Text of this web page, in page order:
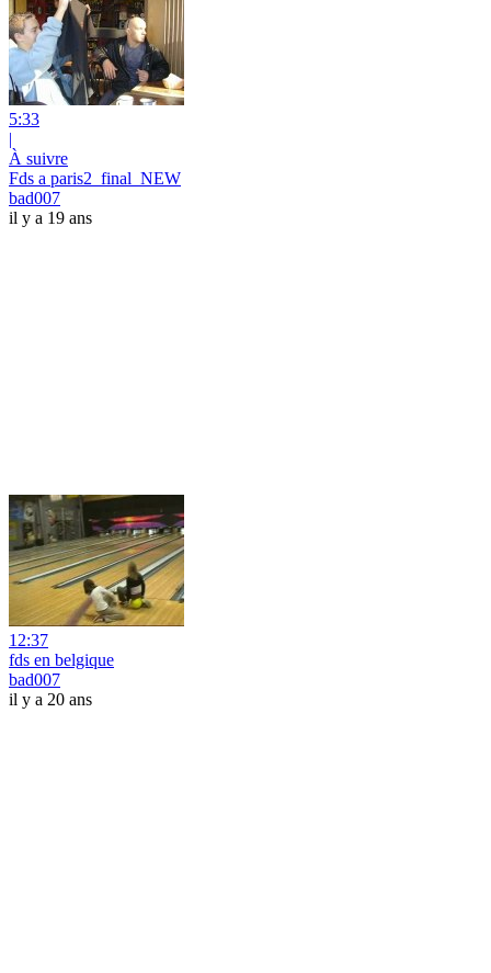
5:33
|
À suivre
Fds a paris2_final_NEW
bad007
il y a 19 ans
12:37
fds en belgique
bad007
il y a 20 ans